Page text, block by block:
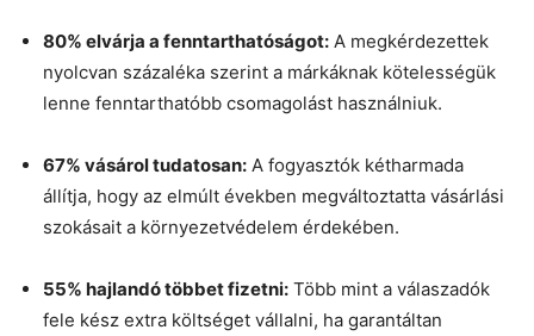
80% elvárja a fenntarthatóságot: A megkérdezettek
nyolcvan százaléka szerint a márkáknak kötelességük
lenne fenntarthatóbb csomagolást használniuk.
67% vásárol tudatosan: A fogyasztók kétharmada
állítja, hogy az elmúlt években megváltoztatta vásárlási
szokásait a környezetvédelem érdekében.
55% hajlandó többet fizetni: Több mint a válaszadók
fele kész extra költséget vállalni, ha garantáltan